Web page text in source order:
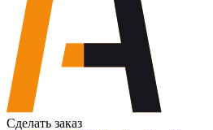
Сделать заказ